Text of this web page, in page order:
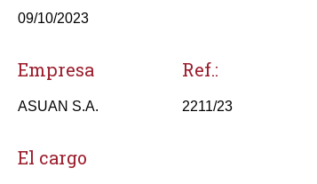
09/10/2023
Empresa
ASUAN S.A.
Ref.:
2211/23
El cargo